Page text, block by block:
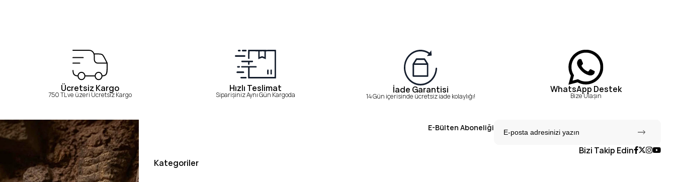
Ücretsiz Kargo
750 TL ve üzeri Ücretsiz Kargo
Hızlı Teslimat
Siparişiniz Aynı Gün Kargoda İade Garantisi
14 Gün içerisinde ücretsiz iade kolaylığı!
WhatsApp Destek
Bize Ulaşın
E-Bülten Aboneliği
Bizi Takip Edin
Kategoriler